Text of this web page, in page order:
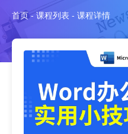
首页 - 课程列表 - 课程详情